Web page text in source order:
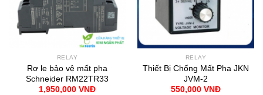
RELAY
Rơ le bảo vệ mất pha
Schneider RM22TR33
1,950,000 VNĐ
RELAY
Thiết Bị Chống Mất Pha JKN
JVM-2
550,000 VNĐ